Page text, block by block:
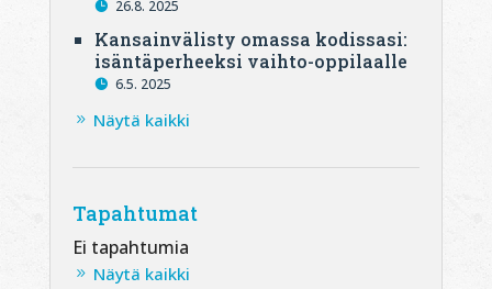
26.8. 2025
Kansainvälisty omassa kodissasi:
isäntäperheeksi vaihto-oppilaalle
6.5. 2025
Näytä kaikki
Tapahtumat
Ei tapahtumia
Näytä kaikki